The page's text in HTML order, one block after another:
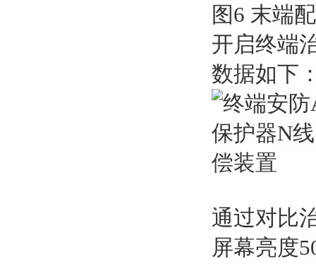
图6 末端
开启终端
数据如下
通过对比
屏幕亮度